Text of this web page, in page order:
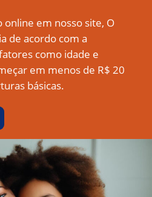
online em nosso site, O
de acordo com a
como idade e
em menos de R$ 20
básicas.